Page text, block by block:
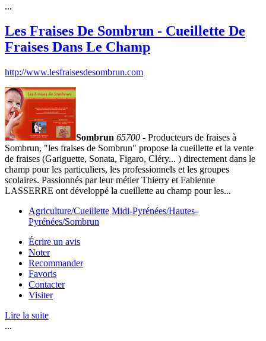
...
Les Fraises De Sombrun - Cueillette De
Fraises Dans Le Champ
http://www.lesfraisesdesombrun.com
Sombrun 65700 - Producteurs de fraises à
Sombrun, "les fraises de Sombrun" propose la cueillette et la vente
de fraises (Gariguette, Sonata, Figaro, Cléry... ) directement dans le
champ pour les particuliers, les professionnels et les groupes
scolaires. Passionnés par leur métier Thierry et Fabienne
LASSERRE ont développé la cueillette au champ pour les...
Agriculture/Cueillette Midi-Pyrénées/Hautes-
Pyrénées/Sombrun
Écrire un avis
Noter
Recommander
Favoris
Contacter
Visiter
Lire la suite
...